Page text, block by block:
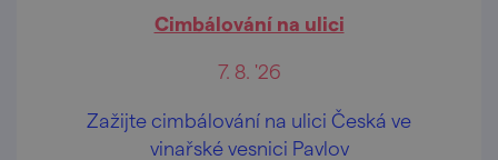
Cimbálování na ulici
7. 8. '26
Zažijte cimbálování na ulici Česká ve
vinařské vesnici Pavlov